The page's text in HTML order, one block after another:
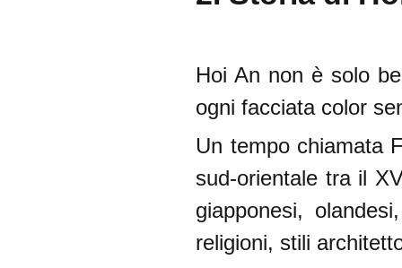
Hoi An non è solo
ogni facciata color
Un tempo chiamata
sud-orientale tra il
giapponesi,
religioni, stili